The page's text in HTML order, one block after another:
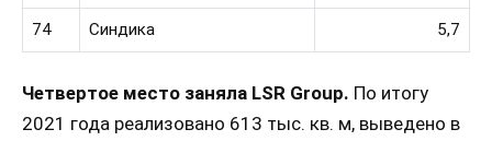
74 Синдика 5,7
Четвертое место заняла LSR Group. По итогу
2021 года реализовано 613 тыс. кв. м, выведено в